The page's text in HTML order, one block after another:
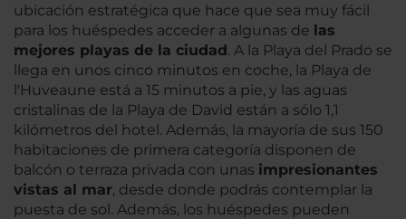
ubicación estratégica que hace que sea muy fácil
para los huéspedes acceder a algunas de las
mejores playas de la ciudad. A la Playa del Prado se
llega en unos cinco minutos en coche, la Playa de
l'Huveaune está a 15 minutos a pie, y las aguas
cristalinas de la Playa de David están a sólo 1,1
kilómetros del hotel. Además, la mayoría de sus 150
habitaciones de primera categoría disponen de
balcón o terraza privada con unas impresionantes
vistas al mar, desde donde podrás contemplar la
puesta de sol. Además, los huéspedes pueden